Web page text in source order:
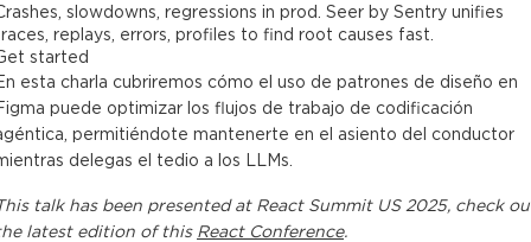
slowdowns, regressions in prod. Seer by Sentry unifies
replays, errors, profiles to find root causes fast.
started
esta charla cubriremos cómo el uso de patrones de diseño en
puede optimizar los flujos de trabajo de codificación
permitiéndote mantenerte en el asiento del conductor
delegas el tedio a los LLMs.
talkhas been presented at React Summit US 2025, check
latest edition of this React Conference.